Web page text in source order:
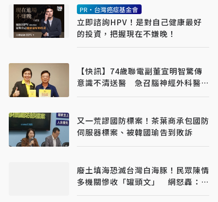
PR・台灣癌症基金會
立即諮詢HPV！是對自己健康最好
的投資，把握現在不嫌晚！
【快訊】74歲聯電副董宣明智驚傳
意識不清送醫 急召腦神經外科醫開
刀
又一荒謬國防標案！茶葉商承包國防
伺服器標案、被韓國瑜告到敗訴
廢土填海恐滅台灣白海豚！民眾陳情
多機關慘收「罐頭文」 網怒轟：骯
髒政府